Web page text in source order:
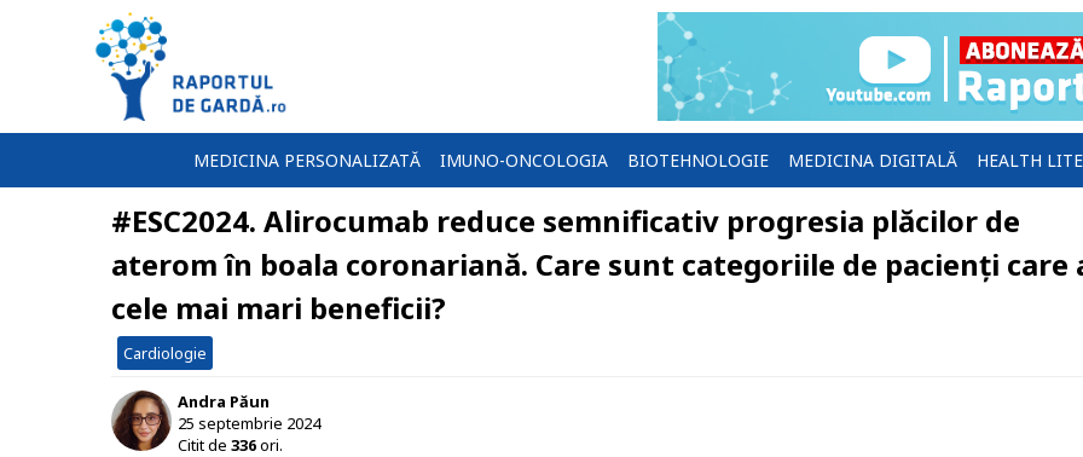
MEDICINA PERSONALIZATĂ IMUNO-ONCOLOGIA BIOTEHNOLOGIE MEDICINA DIGITALĂ HEALTH
#ESC2024. Alirocumab reduce semnificativ progresia plăcilor de
aterom în boala coronariană. Care sunt categoriile de pacienți care
cele mai mari beneficii?
Cardiologie
Andra Păun
25 septembrie 2024
Citit de 336ori.